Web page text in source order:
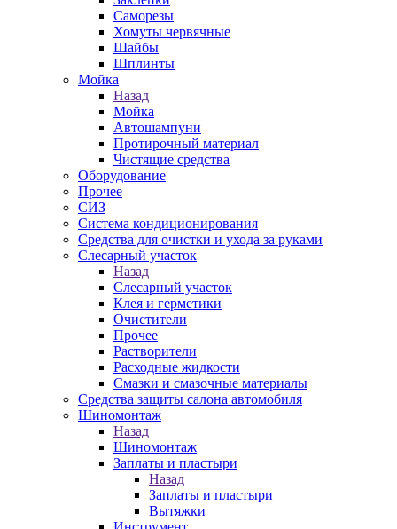
Саморезы
Хомуты червячные
Шайбы
Шплинты
Мойка
Назад
Мойка
Автошампуни
Протирочный материал
Чистящие средства
Оборудование
Прочее
СИЗ
Система кондиционирования
Средства для очистки и ухода за руками
Слесарный участок
Назад
Слесарный участок
Клея и герметики
Очистители
Прочее
Растворители
Расходные жидкости
Смазки и смазочные материалы
Средства защиты салона автомобиля
Шиномонтаж
Назад
Шиномонтаж
Заплаты и пластыри
Назад
Заплаты и пластыри
Вытяжки